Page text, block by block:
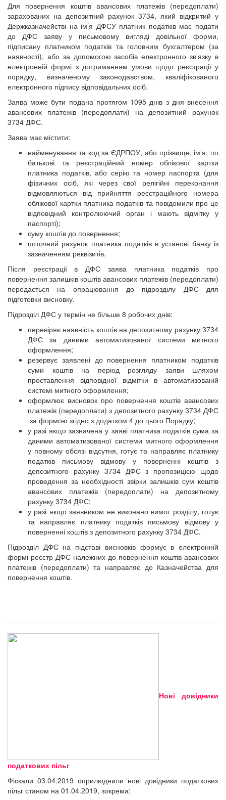
Для повернення коштів авансових платежів (передоплати)
зарахованих на депозитний рахунок 3734, який відкритий у
Держказначействі на ім’я ДФСУ платник податків має подати
до ДФС заяву у письмовому вигляді довільної форми,
підписану платником податків та головним бухгалтером (за
наявності), або за допомогою засобів електронного зв’язку в
електронній формі з дотриманням умови щодо реєстрації у
порядку, визначеному законодавством, кваліфікованого
електронного підпису відповідальних осіб.
Заява може бути подана протягом 1095 днів з дня внесення
авансових платежів (передоплати) на депозитний рахунок
3734 ДФС.
Заява має містити:
найменування та код за ЄДРПОУ, або прізвище, ім’я, по
батькові та реєстраційний номер облікової картки
платника податків, або серію та номер паспорта (для
фізичних осіб, які через свої релігійні переконання
відмовляються від прийняття реєстраційного номера
облікової картки платника податків та повідомили про це
відповідний контролюючий орган і мають відмітку у
паспорті);
суму коштів до повернення;
поточний рахунок платника податків в установі банку із
зазначенням реквізитів.
Після реєстрації в ДФС заява платника податків про
повернення залишків коштів авансових платежів (передоплати)
передається на опрацювання до підрозділу ДФС для
підготовки висновку.
Підрозділ ДФС у термін не більше 8 робочих днів:
перевіряє наявність коштів на депозитному рахунку 3734
ДФС за даними автоматизованої системи митного
оформлення;
резервує заявлені до повернення платником податків
суми коштів на період розгляду заяви шляхом
проставлення відповідної відмітки в автоматизованій
системі митного оформлення;
оформлює висновок про повернення коштів авансових
платежів (передоплати) з депозитного рахунку 3734 ДФС
за формою згідно з додатком 4 до цього Порядку;
у разі якщо зазначена у заяві платника податків сума за
даними автоматизованої системи митного оформлення
у повному обсязі відсутня, готує та направляє платнику
податків письмову відмову у поверненні коштів з
депозитного рахунку 3734 ДФС з пропозицією щодо
проведення за необхідності звірки залишків сум коштів
авансових платежів (передоплати) на депозитному
рахунку 3734 ДФС;
у разі якщо заявником не виконано вимог розділу, готує
та направляє платнику податків письмову відмову у
поверненні коштів з депозитного рахунку 3734 ДФС.
Підрозділ ДФС на підставі висновків формує в електронній
формі реєстр ДФС належних до повернення коштів авансових
платежів (передоплати) та направляє до Казначейства для
повернення коштів.
Нові довідники
податкових пільг
Фіскали 03.04.2019 оприлюднили нові довідники податкових
пільг станом на 01.04.2019, зокрема: